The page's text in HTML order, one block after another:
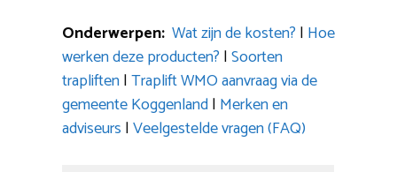
Onderwerpen: Wat zijn de kosten? | Hoe
werken deze producten? |Soorten
trapliften|Traplift WMO aanvraag via de
gemeente Koggenland| Merken en
adviseurs |Veelgestelde vragen (FAQ)